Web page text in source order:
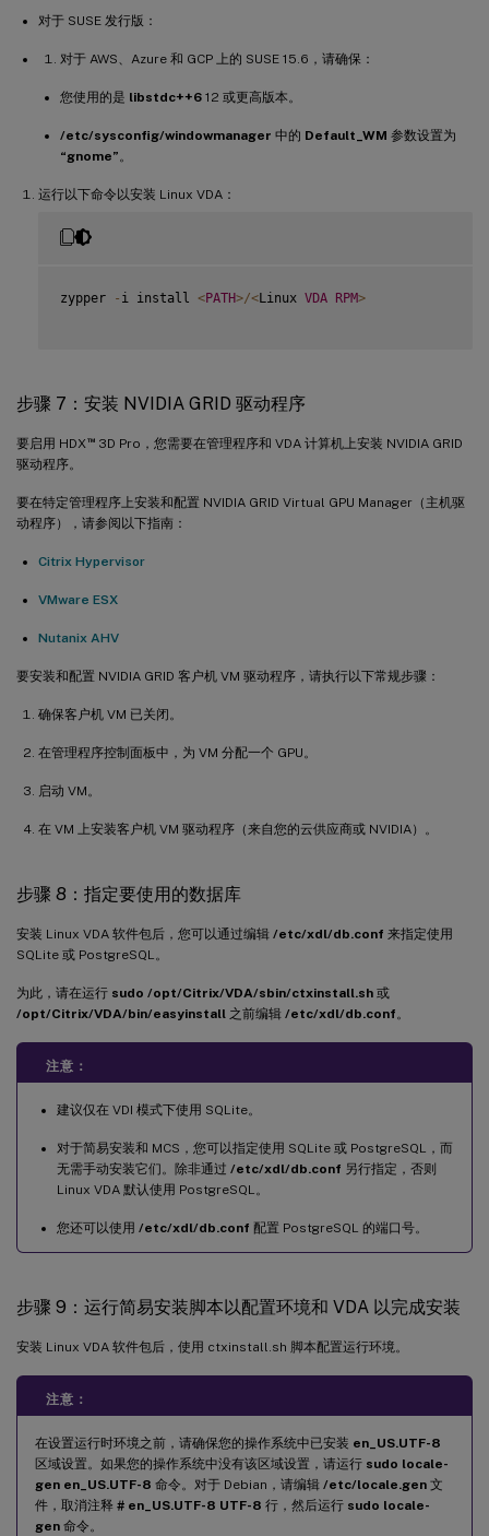
对于 SUSE 发行版：
对于 AWS、Azure 和 GCP 上的 SUSE 15.6，请确保：
您使用的是 libstdc++6 12 或更高版本。
/etc/sysconfig/windowmanager 中的 Default_WM 参数设置为
“gnome”。
运行以下命令以安装 Linux VDA：
zypper - i install <PATH>/<Linux VDA RPM>
步骤 7：安装 NVIDIA GRID 驱动程序
要启用 HDX™3D Pro，您需要在管理程序和 VDA 计算机上安装 NVIDIA GRID
驱动程序。
要在特定管理程序上安装和配置 NVIDIA GRID Virtual GPU Manager（主机驱
动程序），请参阅以下指南：
Citrix Hypervisor
VMware ESX
Nutanix AHV
要安装和配置 NVIDIA GRID 客户机 VM 驱动程序，请执行以下常规步骤：
确保客户机 VM 已关闭。
在管理程序控制面板中，为 VM 分配一个 GPU。
启动 VM。
在 VM 上安装客户机 VM 驱动程序（来自您的云供应商或 NVIDIA）。
步骤 8：指定要使用的数据库
安装 Linux VDA 软件包后，您可以通过编辑 /etc/xdl/db.conf 来指定使用
SQLite 或 PostgreSQL。
为此，请在运行 sudo /opt/Citrix/VDA/sbin/ctxinstall.sh 或
/opt/Citrix/VDA/bin/easyinstall 之前编辑 /etc/xdl/db.conf。
注意：
建议仅在 VDI 模式下使用 SQLite。
对于简易安装和 MCS，您可以指定使用 SQLite 或 PostgreSQL，而
无需手动安装它们。除非通过 /etc/xdl/db.conf 另行指定，否则
Linux VDA 默认使用 PostgreSQL。
您还可以使用 /etc/xdl/db.conf 配置 PostgreSQL 的端口号。
步骤 9：运行简易安装脚本以配置环境和 VDA 以完成安装
安装 Linux VDA 软件包后，使用 ctxinstall.sh 脚本配置运行环境。
注意：
在设置运行时环境之前，请确保您的操作系统中已安装 en_US.UTF-8
区域设置。如果您的操作系统中没有该区域设置，请运行 sudo locale-
gen en_US.UTF-8 命令。对于 Debian，请编辑 /etc/locale.gen 文
件，取消注释 # en_US.UTF-8 UTF-8 行，然后运行 sudo locale-
gen 命令。